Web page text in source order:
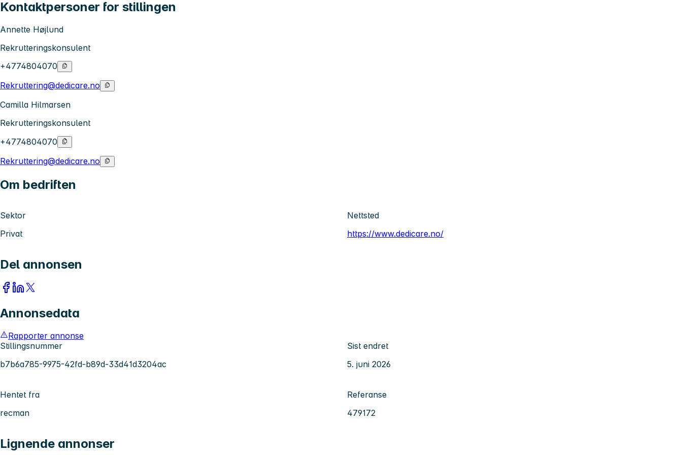
Kontaktpersoner for stillingen
Annette Højlund
Rekrutteringskonsulent
+4774804070
Rekruttering@dedicare.no
Camilla Hilmarsen
Rekrutteringskonsulent
+4774804070
Rekruttering@dedicare.no
Om bedriften
Sektor
Privat
Nettsted
https://www.dedicare.no/
Del annonsen
Annonsedata
Rapporter annonse
Stillingsnummer
b7b6a785-9975-42fd-b89d-33d41d3204ac
Sist endret
5. juni 2026
Hentet fra
recman
Referanse
479172
Lignende annonser